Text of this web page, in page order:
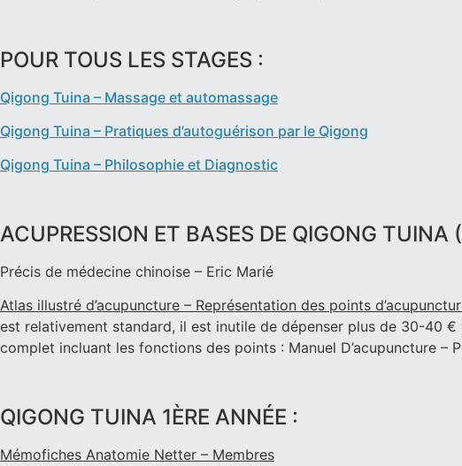
POUR TOUS LES STAGES :
Qigong Tuina – Massage et automassage
Qigong Tuina – Pratiques d’autoguérison par le Qigong
Qigong Tuina – Philosophie et Diagnostic
ACUPRESSION ET BASES DE QIGONG TUINA
Précis de médecine chinoise – Eric Marié
Atlas illustré d’acupuncture – Représentation des points
est relativement standard, il est inutile de dépenser plus de 30-40
complet incluant les fonctions des points : Manuel D’acupuncture –
QIGONG TUINA 1ÈRE ANNÉE :
Mémofiches Anatomie Netter – Membres